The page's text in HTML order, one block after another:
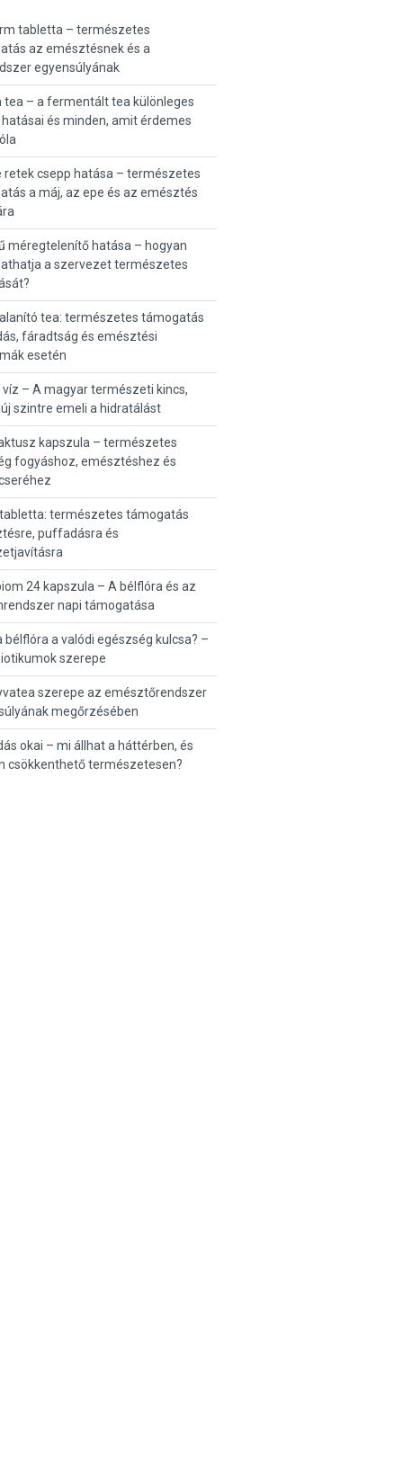
tabletta – természetes
az emésztésnek és a
egyensúlyának
tea – a fermentált tea különleges
hatásai és minden, amit érdemes
retek csepp hatása – természetes
a máj, az epe és az emésztés
méregtelenítő hatása – hogyan
a szervezet természetes
tea: természetes támogatás
fáradtság és emésztési
esetén
víz – A magyar természeti kincs,
szintre emeli a hidratálást
kapszula – természetes
fogyáshoz, emésztéshez és
tabletta: természetes támogatás
puffadásra és
24 kapszula – A bélflóra és az
napi támogatása
bélflóra a valódi egészség kulcsa? –
szerepe
szerepe az emésztőrendszer
megőrzésében
okai – mi állhat a háttérben, és
csökkenthető természetesen?